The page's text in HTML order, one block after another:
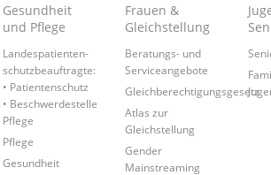
Gesundheit
und Pflege
Landespatienten­
schutzbeauftragte:
• Patientenschutz
• Beschwerdestelle
Pflege
Pflege
Gesundheit
Frauen &
Gleichstellung
Beratungs- und
Serviceangebote
Gleichberechtigungsgesetz
Atlas zur
Gleichstellung
Gender
Mainstreaming